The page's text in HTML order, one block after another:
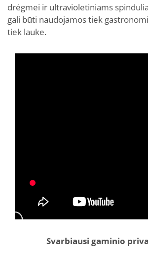
drėgmei ir ultravioletiniams
gali būti naudojamos tiek
tiek lauke.
Svarbiausi gaminio